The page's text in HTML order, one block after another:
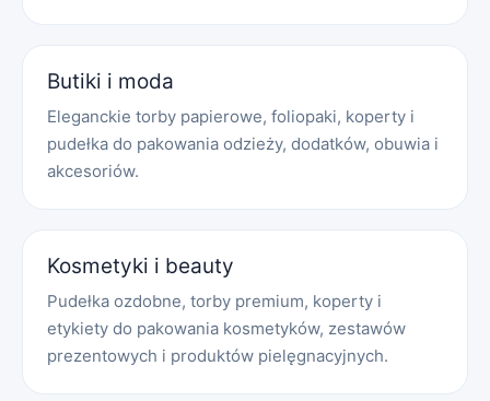
Butiki i moda
Eleganckie torby papierowe, foliopaki, koperty i
pudełka do pakowania odzieży, dodatków, obuwia i
akcesoriów.
Kosmetyki i beauty
Pudełka ozdobne, torby premium, koperty i
etykiety do pakowania kosmetyków, zestawów
prezentowych i produktów pielęgnacyjnych.